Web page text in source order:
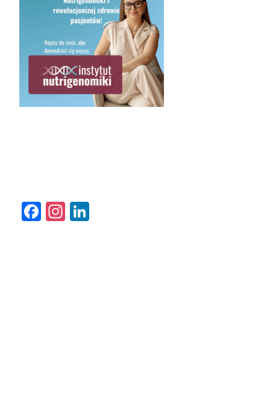
Facebook
Instagram